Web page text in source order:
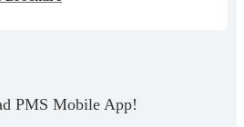
PMS Mobile App!